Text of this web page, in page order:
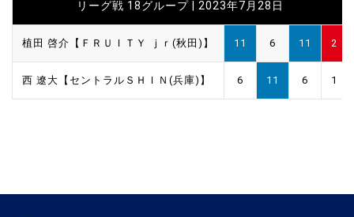
リーグ戦 18グループ | 2023年7月28日
植田 啓介【ＦＲＵＩＴＹ ｊｒ(秋田)】 11 6 11 2
西 遼大【セントラルＳＨＩＮ(兵庫)】 6 11 6 1